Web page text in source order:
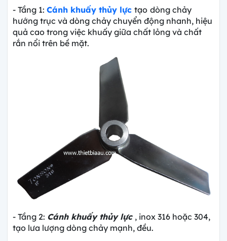
- Tầng 1: Cánh khuấy thủy lực tạo dòng chảy
hướng trục và dòng chảy chuyển động nhanh, hiệu
quả cao trong việc khuấy giữa chất lỏng và chất
rắn nổi trên bề mặt.
- Tầng 2: Cánh khuấy thủy lực , inox 316 hoặc 304,
tạo lưa lượng dòng chảy mạnh, đều.